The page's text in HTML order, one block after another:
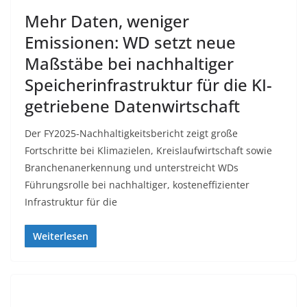
Mehr Daten, weniger
Emissionen: WD setzt neue
Maßstäbe bei nachhaltiger
Speicherinfrastruktur für die KI-
getriebene Datenwirtschaft
Der FY2025-Nachhaltigkeitsbericht zeigt große
Fortschritte bei Klimazielen, Kreislaufwirtschaft sowie
Branchenanerkennung und unterstreicht WDs
Führungsrolle bei nachhaltiger, kosteneffizienter
Infrastruktur für die
Weiterlesen